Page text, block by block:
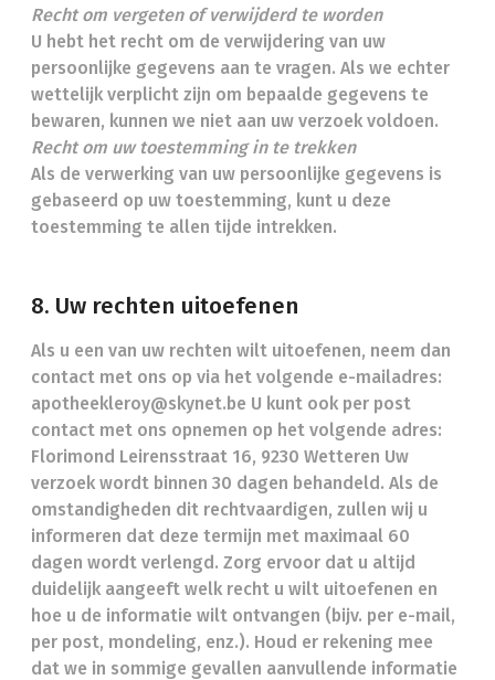
Recht om vergeten of verwijderd te worden
U hebt het recht om de verwijdering van uw
persoonlijke gegevens aan te vragen. Als we echter
wettelijk verplicht zijn om bepaalde gegevens te
bewaren, kunnen we niet aan uw verzoek voldoen.
Recht om uw toestemming in te trekken
Als de verwerking van uw persoonlijke gegevens is
gebaseerd op uw toestemming, kunt u deze
toestemming te allen tijde intrekken.
8. Uw rechten uitoefenen
Als u een van uw rechten wilt uitoefenen, neem dan
contact met ons op via het volgende e-mailadres:
apotheekleroy@skynet.be U kunt ook per post
contact met ons opnemen op het volgende adres:
Florimond Leirensstraat 16, 9230 Wetteren Uw
verzoek wordt binnen 30 dagen behandeld. Als de
omstandigheden dit rechtvaardigen, zullen wij u
informeren dat deze termijn met maximaal 60
dagen wordt verlengd. Zorg ervoor dat u altijd
duidelijk aangeeft welk recht u wilt uitoefenen en
hoe u de informatie wilt ontvangen (bijv. per e-mail,
per post, mondeling, enz.). Houd er rekening mee
dat we in sommige gevallen aanvullende informatie